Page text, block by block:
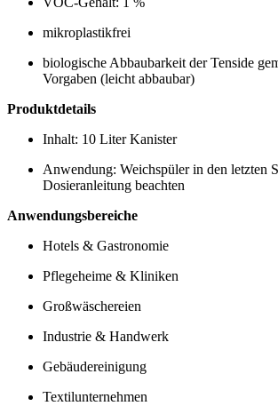
mikroplastikfrei
biologische Abbaubarkeit der Tenside
Vorgaben (leicht abbaubar)
Produktdetails
Inhalt: 10 Liter Kanister
Anwendung: Weichspüler in den letzten
Dosieranleitung beachten
Anwendungsbereiche
Hotels & Gastronomie
Pflegeheime & Kliniken
Großwäschereien
Industrie & Handwerk
Gebäudereinigung
Textilunternehmen